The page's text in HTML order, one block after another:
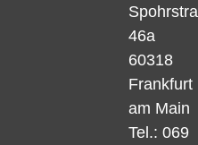
46a
60318
Frankfurt
am Main
Tel.: 069